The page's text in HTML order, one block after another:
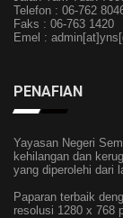
Telefon : 06-762
Faks : 06-763 1420
Emel :
PENAFIAN
Yayasan Negeri
kehilangan dan
yang diperolehi dari
Paparan terbaik
resolusi 1280 x 768